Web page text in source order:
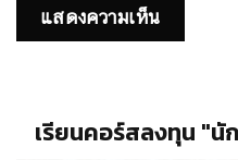
เรียนคอร์สลงทุน "นั